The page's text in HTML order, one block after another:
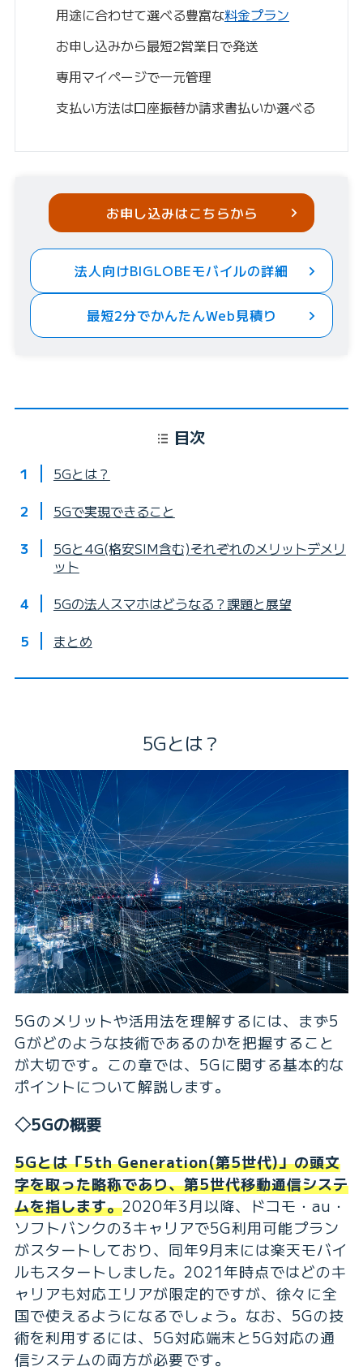
用途に合わせて選べる豊富な料金プラン
お申し込みから最短2営業日で発送
専用マイページで一元管理
支払い方法は口座振替か請求書払いか選べる
お申し込みはこちらから
法人向けBIGLOBEモバイルの詳細
最短2分でかんたんWeb見積り
目次
5Gとは？
5Gで実現できること
5Gと4G(格安SIM含む)それぞれのメリットデメリ
ット
5Gの法人スマホはどうなる？課題と展望
まとめ
5Gとは？
5Gのメリットや活用法を理解するには、まず5
Gがどのような技術であるのかを把握すること
が大切です。この章では、5Gに関する基本的な
ポイントについて解説します。
◇5Gの概要
5Gとは「5th Generation(第5世代)」の頭文
字を取った略称であり、第5世代移動通信システ
ムを指します。2020年3月以降、ドコモ・au・
ソフトバンクの3キャリアで5G利用可能プラン
がスタートしており、同年9月末には楽天モバイ
ルもスタートしました。2021年時点ではどのキ
ャリアも対応エリアが限定的ですが、徐々に全
国で使えるようになるでしょう。なお、5Gの技
術を利用するには、5G対応端末と5G対応の通
信システムの両方が必要です。